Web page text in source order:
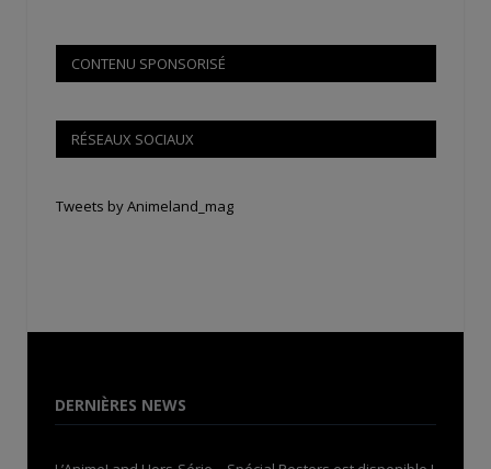
CONTENU SPONSORISÉ
RÉSEAUX SOCIAUX
Tweets by Animeland_mag
DERNIÈRES NEWS